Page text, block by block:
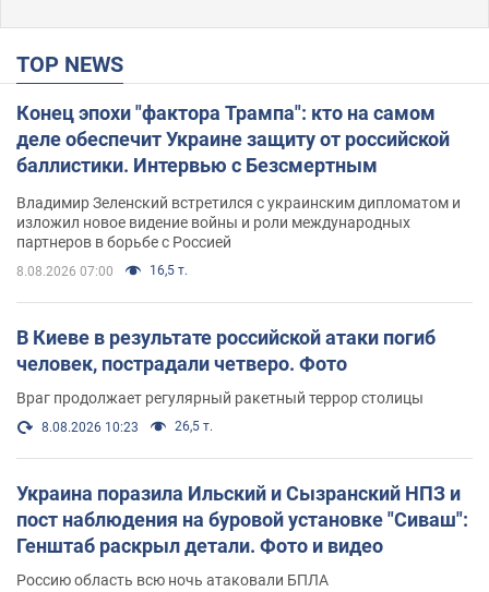
TOP NEWS
Конец эпохи "фактора Трампа": кто на самом
деле обеспечит Украине защиту от российской
баллистики. Интервью с Безсмертным
Владимир Зеленский встретился с украинским дипломатом и
изложил новое видение войны и роли международных
партнеров в борьбе с Россией
8.08.2026 07:00 16,5 т.
В Киеве в результате российской атаки погиб
человек, пострадали четверо. Фото
Враг продолжает регулярный ракетный террор столицы
8.08.2026 10:23 26,5 т.
Украина поразила Ильский и Сызранский НПЗ и
пост наблюдения на буровой установке "Сиваш":
Генштаб раскрыл детали. Фото и видео
Россию область всю ночь атаковали БПЛА